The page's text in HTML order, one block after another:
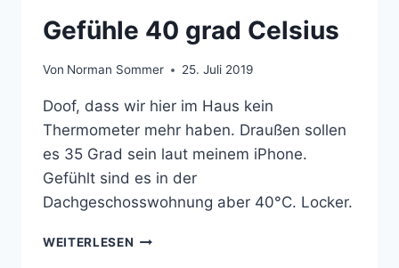
Gefühle 40 grad Celsius
Von Norman Sommer 25. Juli 2019
Doof, dass wir hier im Haus kein
Thermometer mehr haben. Draußen sollen
es 35 Grad sein laut meinem iPhone.
Gefühlt sind es in der
Dachgeschosswohnung aber 40°C. Locker.
WEITERLESEN GEFÜHLE